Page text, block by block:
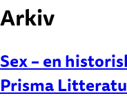
Arkiv
Sex – en
Prisma